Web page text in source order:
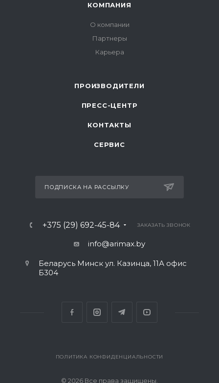
КОМПАНИЯ
О компании
Партнеры
Карьера
ПРОИЗВОДИТЕЛИ
ПРЕСС-ЦЕНТР
КОНТАКТЫ
СЕРВИС
ПОДПИСКА НА РАССЫЛКУ
+375 (29) 692-45-84 ЗАКАЗАТЬ ЗВОНОК
info@arimax.by
Беларусь Минск ул. Казинца, 11А офис
Б304
ПОЛИТИКА КОНФИДЕНЦИАЛЬНОСТИ
© 2026 Все права защищены.